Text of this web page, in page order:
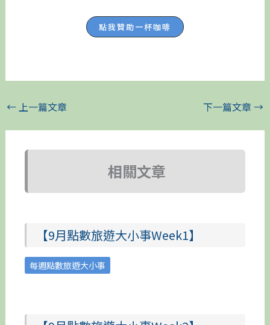
點我贊助一杯咖啡
←上一篇文章 下一篇文章→
相關文章
【9月點數旅遊大小事Week1】
每週點數旅遊大小事